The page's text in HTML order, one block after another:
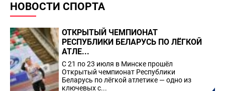
НОВОСТИ СПОРТА
ОТКРЫТЫЙ ЧЕМПИОНАТ
РЕСПУБЛИКИ БЕЛАРУСЬ ПО ЛЁГКОЙ
АТЛЕ...
С 21 по 23 июля в Минске прошёл
Открытый чемпионат Республики
Беларусь по лёгкой атлетике — одно из
ключевых с...